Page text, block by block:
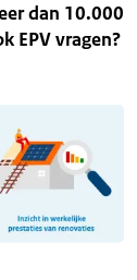
dan 10.000
EPV vragen?